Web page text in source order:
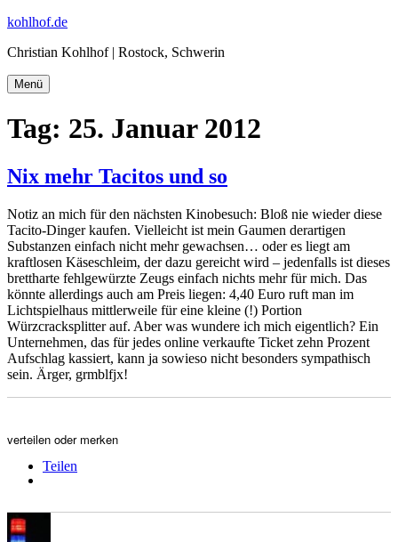
Zum
springen
kohlhof.de
Christian Kohlhof | Rostock, Schwerin
Menü
Tag: 25. Januar 2012
Nix mehr Tacitos und so
Notiz an mich für den nächsten Kinobesuch: Bloß nie wieder diese
Tacito-Dinger kaufen. Vielleicht ist mein Gaumen derartigen
Substanzen einfach nicht mehr gewachsen… oder es liegt am
kraftlosen Käseschleim, der dazu gereicht wird – jedenfalls ist dieses
brettharte fehlgewürzte Zeugs einfach nichts mehr für mich. Das
könnte allerdings auch am Preis liegen: 4,40 Euro ruft man im
Lichtspielhaus mittlerweile für eine kleine (!) Portion
Würzcracksplitter auf. Aber was wundere ich mich eigentlich? Ein
Unternehmen, das für jedes online verkaufte Ticket zehn Prozent
Aufschlag kassiert, kann ja sowieso nicht besonders sympathisch
sein. Ärger, grmblfjx!
verteilen oder merken
Teilen